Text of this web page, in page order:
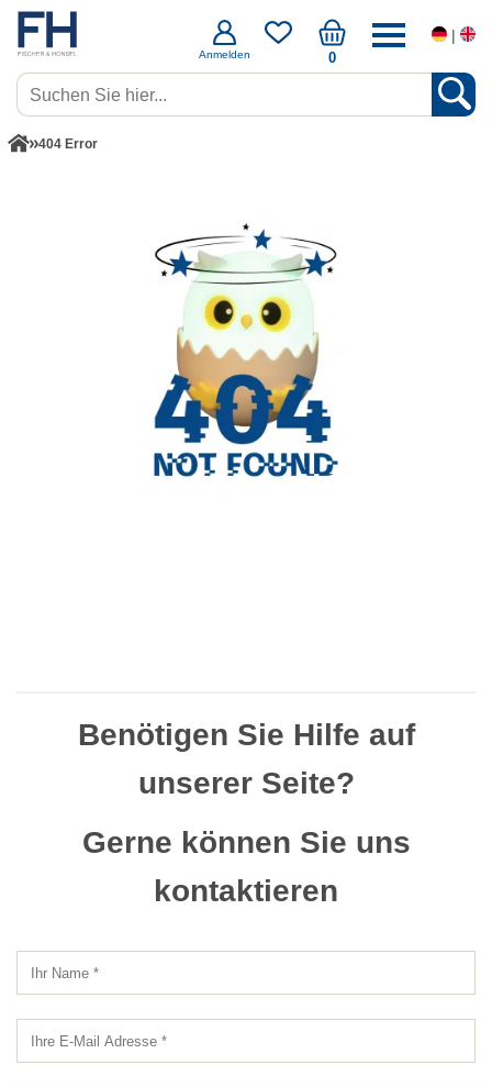
Anmelden 0
|
404 Error
Benötigen Sie Hilfe auf
unserer Seite?
Gerne können Sie uns
kontaktieren